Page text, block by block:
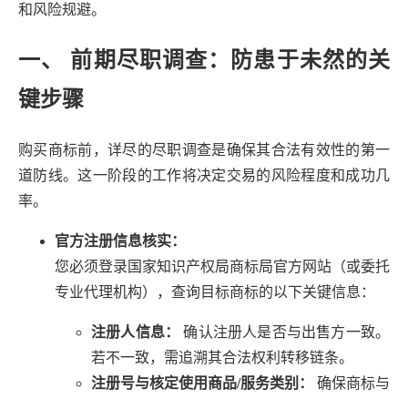
和风险规避。
一、 前期尽职调查：防患于未然的关
键步骤
购买商标前，详尽的尽职调查是确保其合法有效性的第一
道防线。这一阶段的工作将决定交易的风险程度和成功几
率。
官方注册信息核实：
您必须登录国家知识产权局商标局官方网站（或委托
专业代理机构），查询目标商标的以下关键信息：
注册人信息：
确认注册人是否与出售方一致。
若不一致，需追溯其合法权利转移链条。
注册号与核定使用商品/服务类别：
确保商标与